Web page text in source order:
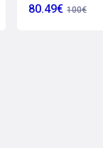
80.49€ 100€